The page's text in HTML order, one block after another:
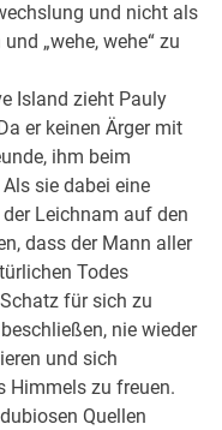
und nicht als
„wehe, wehe“ zu
Island zieht Pauly
er keinen Ärger mit
ihm beim
sie dabei eine
Leichnam auf den
dass der Mann aller
Todes
für sich zu
nie wieder
und sich
Himmels zu freuen.
Quellen